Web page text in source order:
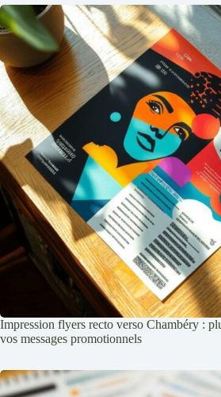
Impression flyers recto verso Chambéry :
vos messages promotionnels